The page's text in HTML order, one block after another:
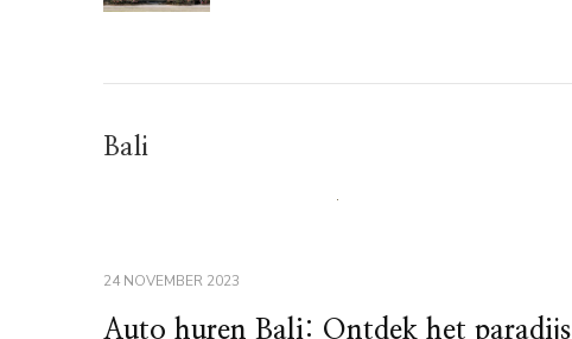
Bali
24 NOVEMBER 2023
Auto huren Bali: Ontdek het paradijs